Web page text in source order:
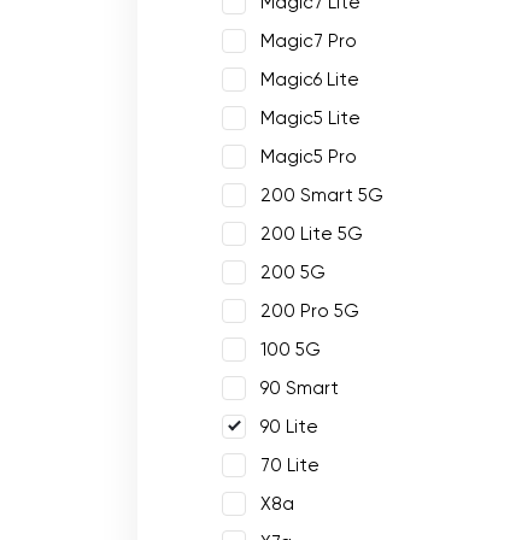
Magic7 Pro
Magic6 Lite
Magic5 Lite
Magic5 Pro
200 Smart 5G
200 Lite 5G
200 5G
200 Pro 5G
100 5G
90 Smart
90 Lite
70 Lite
X8a